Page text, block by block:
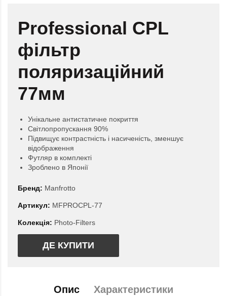
Professional CPL
фільтр
поляризаційний
77мм
Унікальне антистатичне покриття
Світлопропускання 90%
Підвищує контрастність і насиченість, зменшує
відображення
Футляр в комплекті
Зроблено в Японії
Бренд: Manfrotto
Артикул: MFPROCPL-77
Колекція: Photo-Filters
ДЕ КУПИТИ
Опис Характеристики